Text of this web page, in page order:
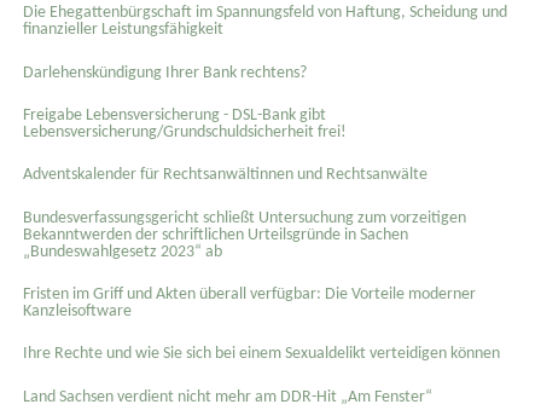
Die Ehegattenbürgschaft im Spannungsfeld von Haftung, Scheidung und
finanzieller Leistungsfähigkeit
Darlehenskündigung Ihrer Bank rechtens?
Freigabe Lebensversicherung - DSL-Bank gibt
Lebensversicherung/Grundschuldsicherheit frei!
Adventskalender für Rechtsanwältinnen und Rechtsanwälte
Bundesverfassungsgericht schließt Untersuchung zum vorzeitigen
Bekanntwerden der schriftlichen Urteilsgründe in Sachen
„Bundeswahlgesetz 2023“ ab
Fristen im Griff und Akten überall verfügbar: Die Vorteile moderner
Kanzleisoftware
Ihre Rechte und wie Sie sich bei einem Sexual­delikt verteidigen können
Land Sachsen verdient nicht mehr am DDR-Hit „Am Fenster“